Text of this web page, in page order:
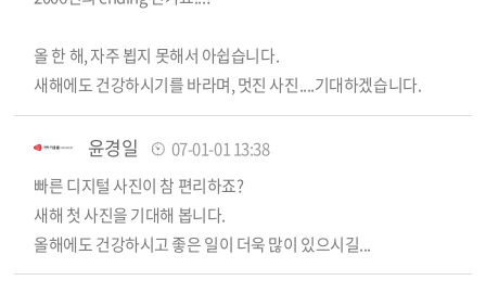
올 한 해, 자주 뵙지 못해서 아쉽습니다.
새해에도 건강하시기를 바라며, 멋진 사진....기대하겠습니다.
윤경일
07-01-01 13:38
빠른 디지털 사진이 참 편리하죠?
새해 첫 사진을 기대해 봅니다.
올해에도 건강하시고 좋은 일이 더욱 많이 있으시길...